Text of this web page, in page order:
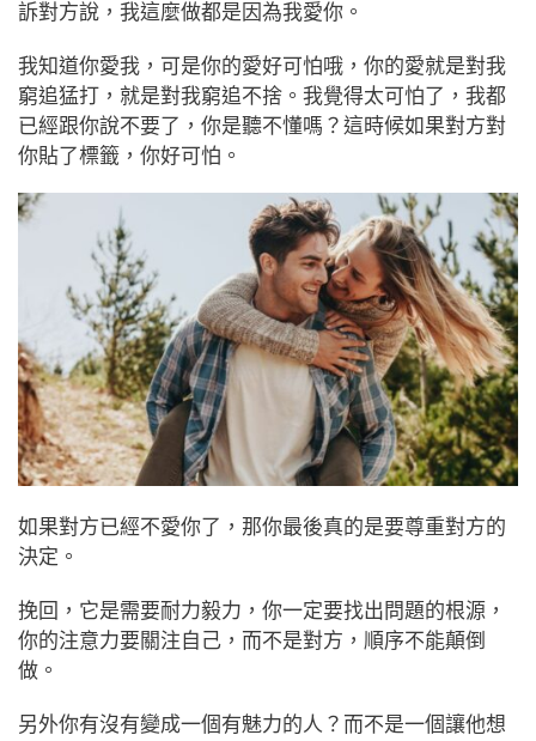
訴對方說，我這麼做都是因為我愛你。
我知道你愛我，可是你的愛好可怕哦，你的愛就是對我
窮追猛打，就是對我窮追不捨。我覺得太可怕了，我都
已經跟你說不要了，你是聽不懂嗎？這時候如果對方對
你貼了標籤，你好可怕。
如果對方已經不愛你了，那你最後真的是要尊重對方的
決定。
挽回，它是需要耐力毅力，你一定要找出問題的根源，
你的注意力要關注自己，而不是對方，順序不能顛倒
做。
另外你有沒有變成一個有魅力的人？而不是一個讓他想